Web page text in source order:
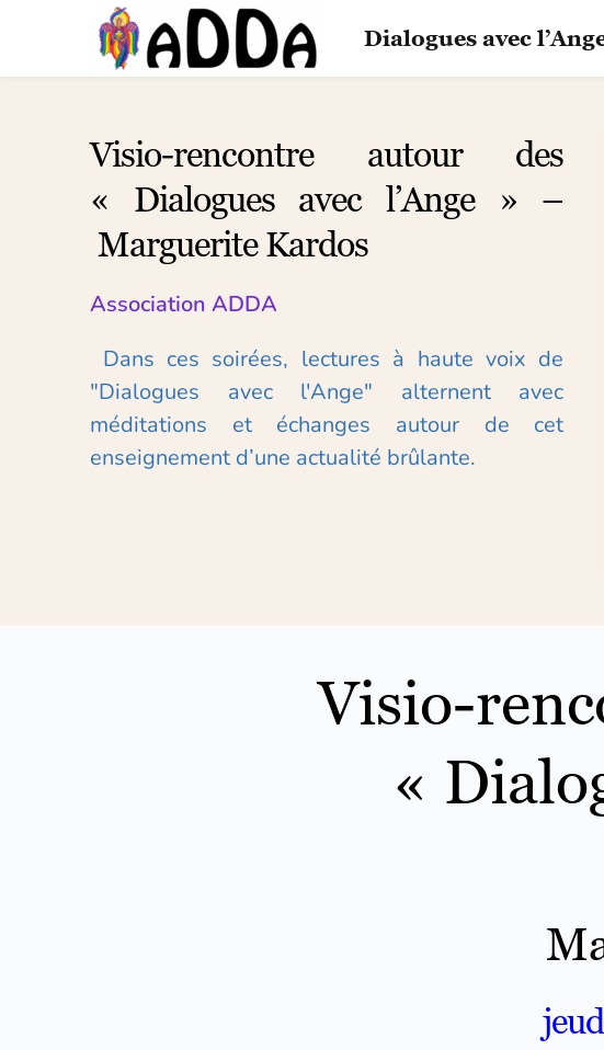
Dialogues avec
Visio-rencontre autour des
« Dialogues avec l’Ange » –
Marguerite Kardos
Association ADDA
"Dialogues avec l'Ange" alternent avec
méditations et échanges autour de cet
enseignement d’une actualité brûlante.
Visio-
«